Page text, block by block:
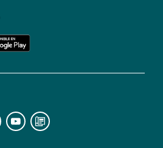
en
cualquier
Para
información,
puedes